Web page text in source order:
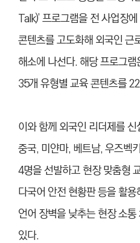
Talk)’ 프로그램을 전 사업장
콘텐츠를 고도화해 외국인 근
해소에 나선다. 해당 프로그
35개 유형별 교육 콘텐츠를
이와 함께 외국인 리더제를
중국, 미얀마, 베트남, 우즈벡
4명을 선발하고 현장 맞춤형
다국어 안전 현황판 등을 활
언어 장벽을 낮추는 현장 소
있다.